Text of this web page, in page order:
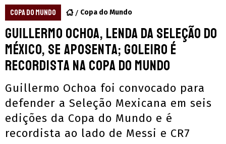
COPA DO MUNDO Copa do Mundo
Guillermo Ochoa, lenda da Seleção do
México, se aposenta; goleiro é
recordista na Copa do Mundo
Guillermo Ochoa foi convocado para
defender a Seleção Mexicana em seis
edições da Copa do Mundo e é
recordista ao lado de Messi e CR7